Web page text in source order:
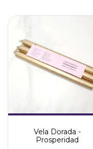
Vela Dorada -
Prosperidad